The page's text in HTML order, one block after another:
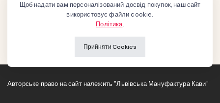
методу заварювання, але
аромату.
Авторське право на сайт належить "Львівська Мануфактура Кави"
Щоб надати вам персоналізований досвід покупок, наш сайт
використовує файли cookie.
Політика.
Прийняти Cookies